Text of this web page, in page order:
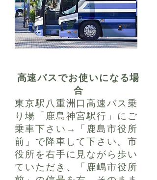
高速バスでお使いになる場
合
東京駅八重洲口高速バス乗
り場「鹿島神宮駅行」にご
乗車下さい→「鹿島市役所
前」で降車して下さい。市
役所を右手に見ながら歩い
ていただき、「鹿嶋市役所